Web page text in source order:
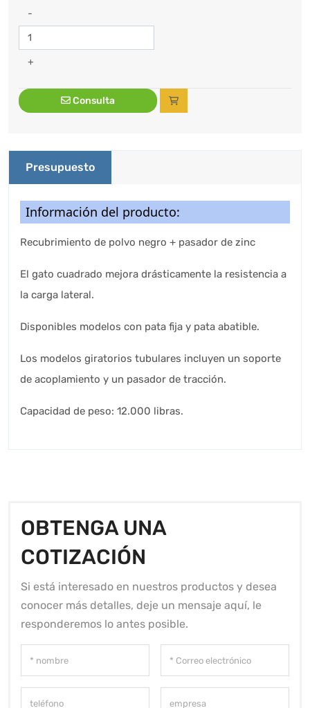
-
+
Consulta
Presupuesto
Información del producto:
Recubrimiento de polvo negro + pasador de zinc
El gato cuadrado mejora drásticamente la resistencia a
la carga lateral.
Disponibles modelos con pata fija y pata abatible.
Los modelos giratorios tubulares incluyen un soporte
de acoplamiento y un pasador de tracción.
Capacidad de peso: 12.000 libras.
OBTENGA UNA
COTIZACIÓN
Si está interesado en nuestros productos y desea
conocer más detalles, deje un mensaje aquí, le
responderemos lo antes posible.